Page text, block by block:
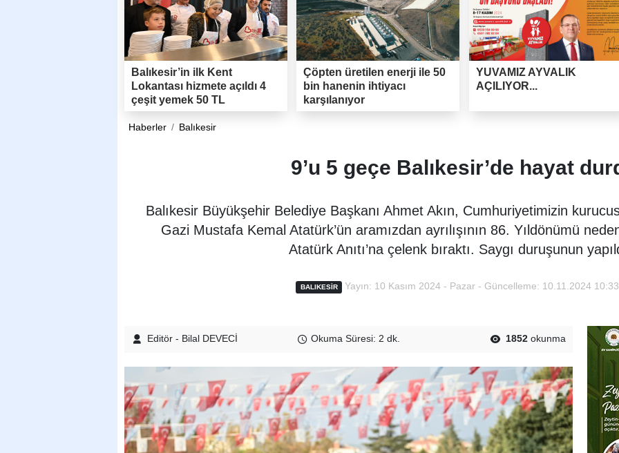
Balıkesir’in ilk Kent
Lokantası hizmete açıldı 4
çeşit yemek 50 TL
Çöpten üretilen enerji ile 50
bin hanenin ihtiyacı
karşılanıyor
YUVAMIZ AYVALIK
AÇILIYOR...
Haberler Balıkesir
9’u 5 geçe Balıkesir’de hayat
Balıkesir Büyükşehir Belediye Başkanı Ahmet Akın, Cumhuriyetimizin
Gazi Mustafa Kemal Atatürk’ün aramızdan ayrılışının 86. Yıldönümü
Atatürk Anıtı’na çelenk bıraktı. Saygı duruşunun
BALIKESIR Yayın: 10 Kasım 2024 - Pazar - Güncelleme: 10.11.2024
Editör - Bilal DEVECİ Okuma Süresi: 2 dk. 1852 okunma